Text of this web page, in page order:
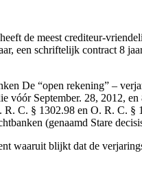
de meest crediteur-
een schriftelijk contract 8
De “open rekening” –
vóór September. 28, 2012,
C. § 1302.98 en O. R. C.
(genaamd Stare
waaruit blijkt dat de